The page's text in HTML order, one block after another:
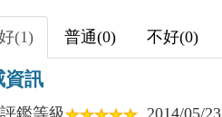
章 由襄陽失陷說到康澤被俘
章 鄭介民「洗手」未成身先死
曾擴情的沒落及其他諸人
戴笠以半根皮帶握大權
(1) 普通(0) 不好(0)
資訊